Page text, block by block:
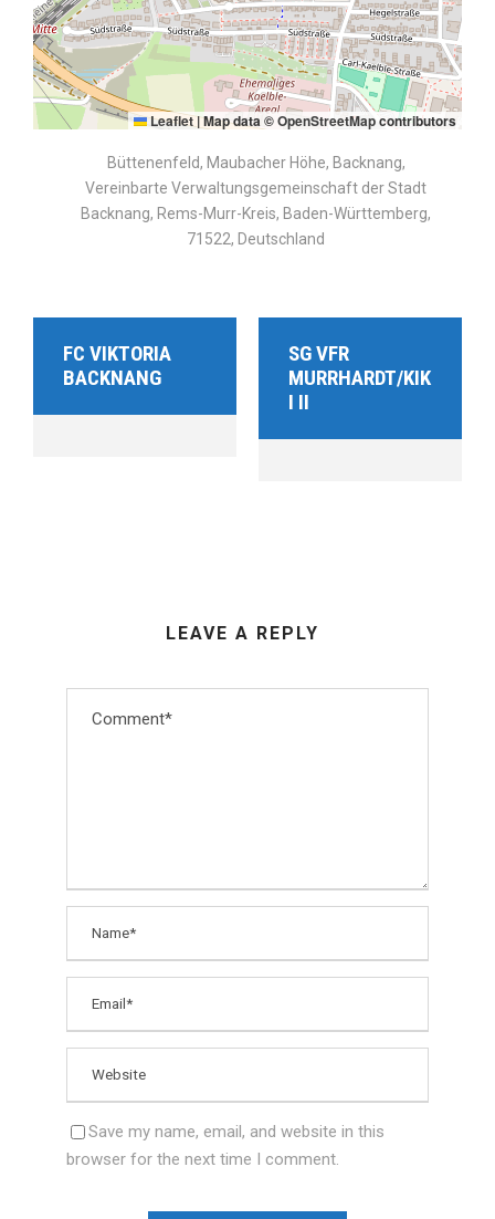
Leaflet|Map data ©OpenStreetMapcontributors
Büttenenfeld, Maubacher Höhe, Backnang,
Vereinbarte Verwaltungsgemeinschaft der Stadt
Backnang, Rems-Murr-Kreis, Baden-Württemberg,
71522, Deutschland
FC VIKTORIA
BACKNANG
SG VFR
MURRHARDT/KIK
I II
LEAVE A REPLY
Save my name, email, and website in this
browser for the next time I comment.